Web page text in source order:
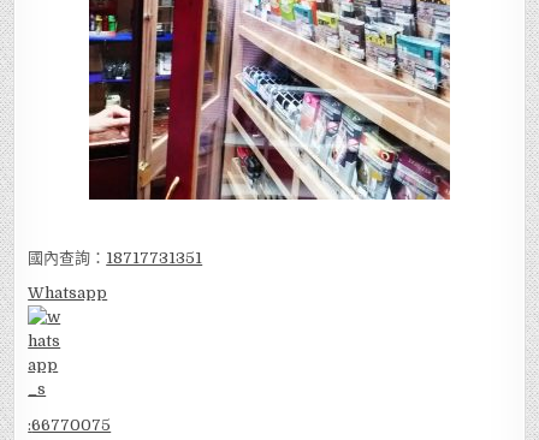
國內查詢： 18717731351
Whatsapp
:66770075